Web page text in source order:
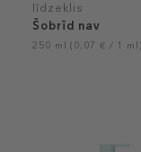
līdzeklis
Šobrīd nav
250 ml (0,07 € / 1 ml)